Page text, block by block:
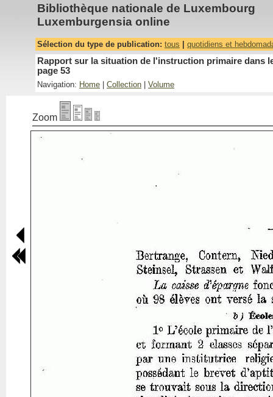
Bibliothèque nationale de Luxembourg
Luxemburgensia online
Sélection du type de publication: tous quotidiens et
Rapport sur la situation de l'instruction primaire dans
page 53
Navigation: Home Collection Volume
Zoom